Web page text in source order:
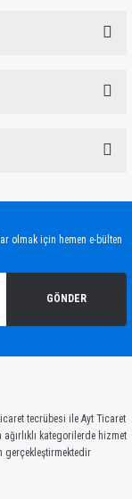
olmak için hemen e-bülten
GÖNDER
tecrübesi ile Ayt Ticaret
kategorilerde hizmet
gerçekleştirmektedir